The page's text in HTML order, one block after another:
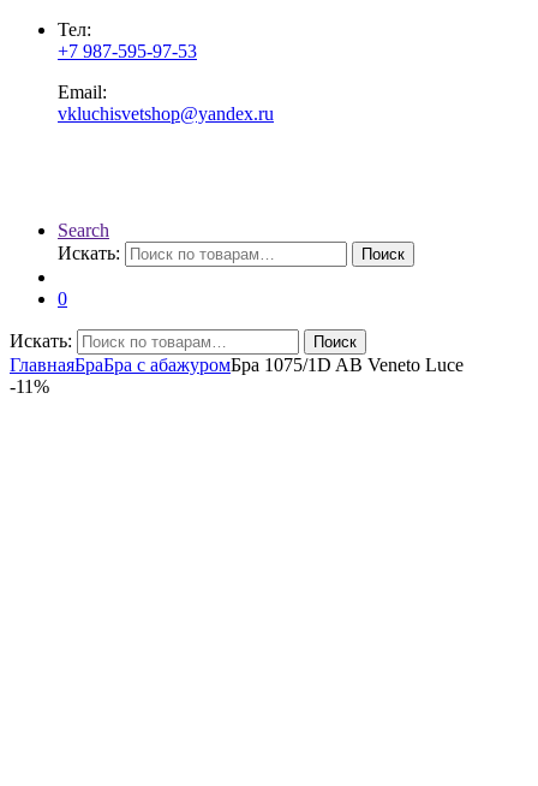
Тел:
+7 987-595-97-53
Email:
vkluchisvetshop@yandex.ru
Search
Искать:
Поиск
0
Искать: Поиск
ГлавнаяБраБра с абажуромБра 1075/1D AB Veneto Luce
-11%